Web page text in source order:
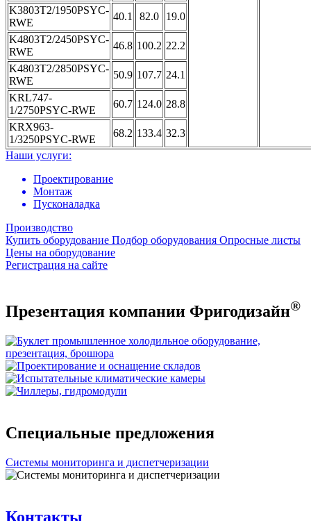
K3803T2/1950PSYC-
RWE
40.1 82.0
19.0
K4803T2/2450PSYC-
RWE
46.8 100.2 22.2
K4803T2/2850PSYC-
RWE
50.9 107.7 24.1
KRL747-
1/2750PSYC-RWE
60.7 124.0 28.8
KRX963-
1/3250PSYC-RWE
68.2 133.4 32.3
Наши услуги:
Проектирование
Монтаж
Пусконаладка
Производство
Купить оборудование Подбор оборудования Опросные листы
Цены на оборудование
Регистрация на сайте
Презентация компании Фригодизайн®
Специальные предложения
Системы мониторинга и диспетчеризации
Контакты